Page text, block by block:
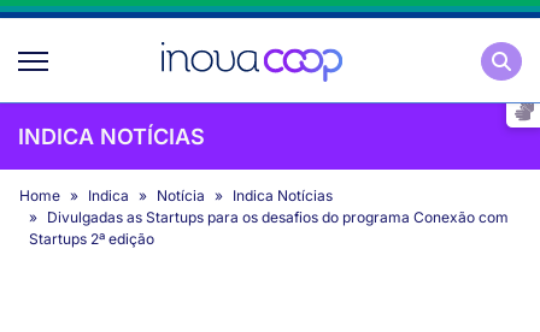
INDICA NOTÍCIAS
Home Indica Notícia
Indica Notícias
Divulgadas as Startups para os desafios do programa Conexão com
Startups 2ª edição